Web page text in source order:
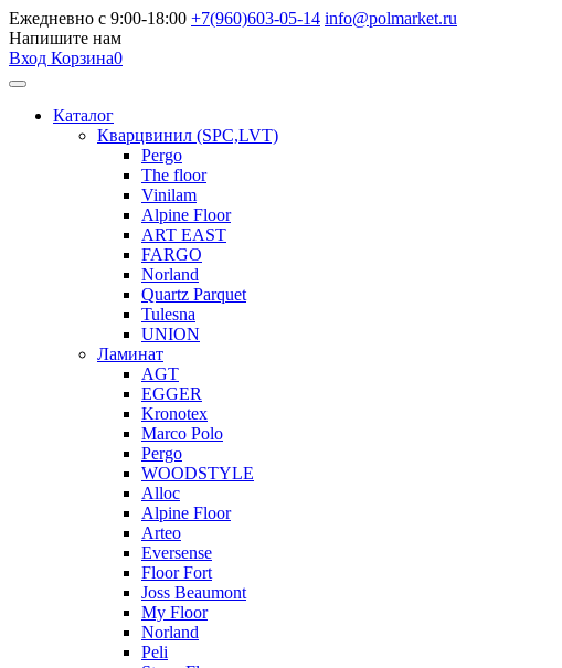
Ежедневно с 9:00-18:00 +7(960)603-05-14 info@polmarket.ru
Напишите нам
Вход Корзина0
Каталог
Кварцвинил (SPC,LVT)
Pergo
The floor
Vinilam
Alpine Floor
ART EAST
FARGO
Norland
Quartz Parquet
Tulesna
UNION
Ламинат
AGT
EGGER
Kronotex
Marco Polo
Pergo
WOODSTYLE
Alloc
Alpine Floor
Arteo
Eversense
Floor Fort
Joss Beaumont
My Floor
Norland
Peli